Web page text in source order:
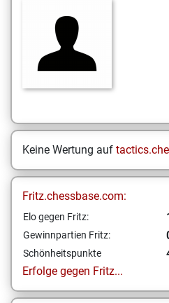
Keine Wertung auf
Fritz.chessbase.com:
Elo gegen Fritz:
Gewinnpartien Fritz:
Schönheitspunkte
Erfolge gegen Fritz...